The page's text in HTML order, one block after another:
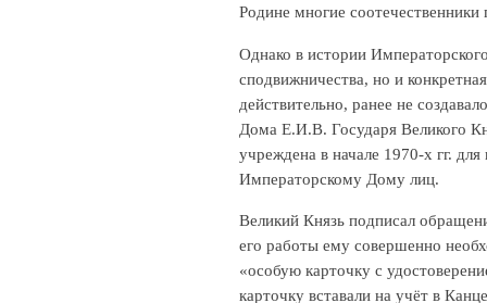
Родине многие
Однако в истории
сподвижничества, но и
действительно, ранее не
Дома Е.И.В. Государя Великого
учреждена в начале 1970-х гг.
Императорскому Дому лиц.
Великий Князь подписал
его работы ему совершенно
«особую карточку с
карточку вставали на учёт в